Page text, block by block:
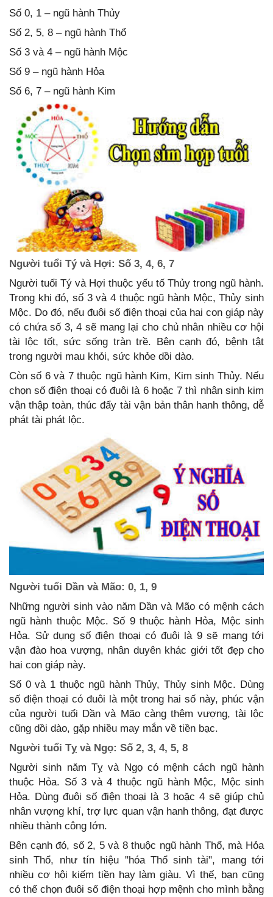
Số 0, 1 – ngũ hành Thủy
Số 2, 5, 8 – ngũ hành Thổ
Số 3 và 4 – ngũ hành Mộc
Số 9 – ngũ hành Hỏa
Số 6, 7 – ngũ hành Kim
Người tuổi Tý và Hợi: Số 3, 4, 6, 7
Người tuổi Tý và Hợi thuộc yếu tố Thủy trong ngũ hành.
Trong khi đó, số 3 và 4 thuộc ngũ hành Mộc, Thủy sinh
Mộc. Do đó, nếu đuôi số điện thoại của hai con giáp này
có chứa số 3, 4 sẽ mang lại cho chủ nhân nhiều cơ hội
tài lộc tốt, sức sống tràn trề. Bên cạnh đó, bệnh tật
trong người mau khỏi, sức khỏe dồi dào.
Còn số 6 và 7 thuộc ngũ hành Kim, Kim sinh Thủy. Nếu
chọn số điện thoại có đuôi là 6 hoặc 7 thì nhân sinh kim
vận thập toàn, thúc đẩy tài vận bản thân hanh thông, dễ
phát tài phát lộc.
Người tuổi Dần và Mão: 0, 1, 9
Những người sinh vào năm Dần và Mão có mệnh cách
ngũ hành thuộc Mộc. Số 9 thuộc hành Hỏa, Mộc sinh
Hỏa. Sử dụng số điện thoại có đuôi là 9 sẽ mang tới
vận đào hoa vượng, nhân duyên khác giới tốt đẹp cho
hai con giáp này.
Số 0 và 1 thuộc ngũ hành Thủy, Thủy sinh Mộc. Dùng
số điện thoại có đuôi là một trong hai số này, phúc vận
của người tuổi Dần và Mão càng thêm vượng, tài lộc
cũng dồi dào, gặp nhiều may mắn về tiền bạc.
Người tuổi Tỵ và Ngọ: Số 2, 3, 4, 5, 8
Người sinh năm Tỵ và Ngọ có mệnh cách ngũ hành
thuộc Hỏa. Số 3 và 4 thuộc ngũ hành Mộc, Mộc sinh
Hỏa. Dùng đuôi số điện thoại là 3 hoặc 4 sẽ giúp chủ
nhân vượng khí, trợ lực quan vận hanh thông, đạt được
nhiều thành công lớn.
Bên cạnh đó, số 2, 5 và 8 thuộc ngũ hành Thổ, mà Hỏa
sinh Thổ, như tín hiệu "hóa Thổ sinh tài", mang tới
nhiều cơ hội kiếm tiền hay làm giàu. Vì thế, bạn cũng
có thể chọn đuôi số điện thoại hợp mệnh cho mình bằng